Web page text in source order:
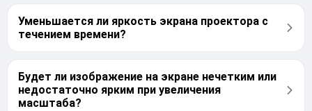
Уменьшается ли яркость экрана проектора с
течением времени?
Будет ли изображение на экране нечетким или
недостаточно ярким при увеличения
масштаба?